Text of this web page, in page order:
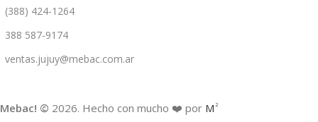
(388) 424-1264
388 587-9174
ventas.jujuy@mebac.com.ar
Mebac! © 2026. Hecho con mucho ❤️ por M 2